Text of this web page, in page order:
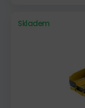
Skladem